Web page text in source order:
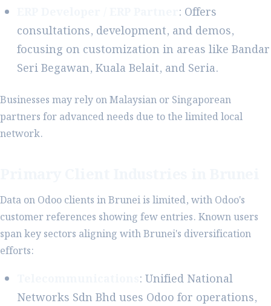
: Offers
consultations, development, and demos,
focusing on customization in areas like Bandar
Seri Begawan, Kuala Belait, and Seria.
Businesses may rely on Malaysian or Singaporean
partners for advanced needs due to the limited local
network.
Data on Odoo clients in Brunei is limited, with Odoo's
customer references showing few entries. Known users
span key sectors aligning with Brunei's diversification
efforts:
: Unified National
Networks Sdn Bhd uses Odoo for operations,